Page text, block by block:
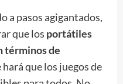
a pasos agigantados,
que los portátiles
términos de
que los juegos de